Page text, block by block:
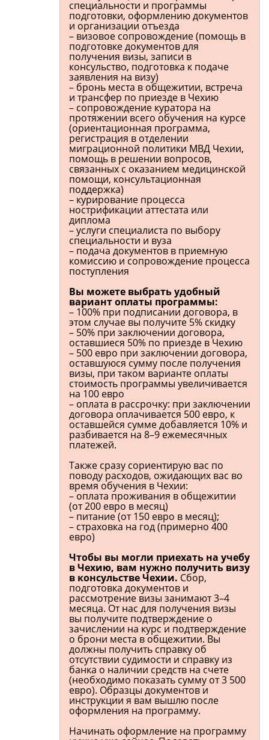
специальности и программы
подготовки, оформлению документов
и организации отъезда
– визовое сопровождение (помощь в
подготовке документов для
получения визы, записи в
консульство, подготовка к подаче
заявления на визу)
– бронь места в общежитии, встреча
и трансфер по приезде в Чехию
– сопровождение куратора на
протяжении всего обучения на курсе
(ориентационная программа,
регистрация в отделении
миграционной политики МВД Чехии,
помощь в решении вопросов,
связанных с оказанием медицинской
помощи, консультационная
поддержка)
– курирование процесса
нострификации аттестата или
диплома
– услуги специалиста по выбору
специальности и вуза
– подача документов в приемную
комиссию и сопровождение процесса
поступления
Вы можете выбрать удобный
вариант оплаты программы:
– 100% при подписании договора, в
этом случае вы получите 5% скидку
– 50% при заключении договора,
оставшиеся 50% по приезде в Чехию
– 500 евро при заключении договора,
оставшуюся сумму после получения
визы, при таком варианте оплаты
стоимость программы увеличивается
на 100 евро
– оплата в рассрочку: при заключении
договора оплачивается 500 евро, к
оставшейся сумме добавляется 10% и
разбивается на 8–9 ежемесячных
платежей.
Также сразу сориентирую вас по
поводу расходов, ожидающих вас во
время обучения в Чехии:
– оплата проживания в общежитии
(от 200 евро в месяц)
– питание (от 150 евро в месяц);
– страховка на год (примерно 400
евро)
Чтобы вы могли приехать на учебу
в Чехию, вам нужно получить визу
в консульстве Чехии. Сбор,
подготовка документов и
рассмотрение визы занимают 3–4
месяца. От нас для получения визы
вы получите подтверждение о
зачислении на курс и подтверждение
о брони места в общежитии. Вы
должны получить справку об
отсутствии судимости и справку из
банка о наличии средств на счете
(необходимо показать сумму от 3 500
евро). Образцы документов и
инструкции я вам вышлю после
оформления на программу.
Начинать оформление на программу